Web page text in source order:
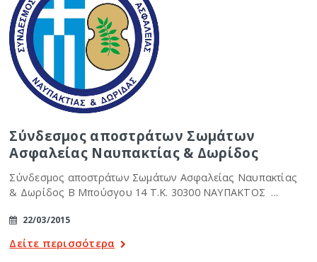
Σύνδεσμος αποστράτων Σωμάτων
Ασφαλείας Ναυπακτίας & Δωρίδος
Σύνδεσμος αποστράτων Σωμάτων Ασφαλείας Ναυπακτίας
& Δωρίδος Β Μπούσγου 14 Τ.Κ. 30300 ΝΑΥΠΑΚΤΟΣ ...
22/03/2015
Δείτε περισσότερα